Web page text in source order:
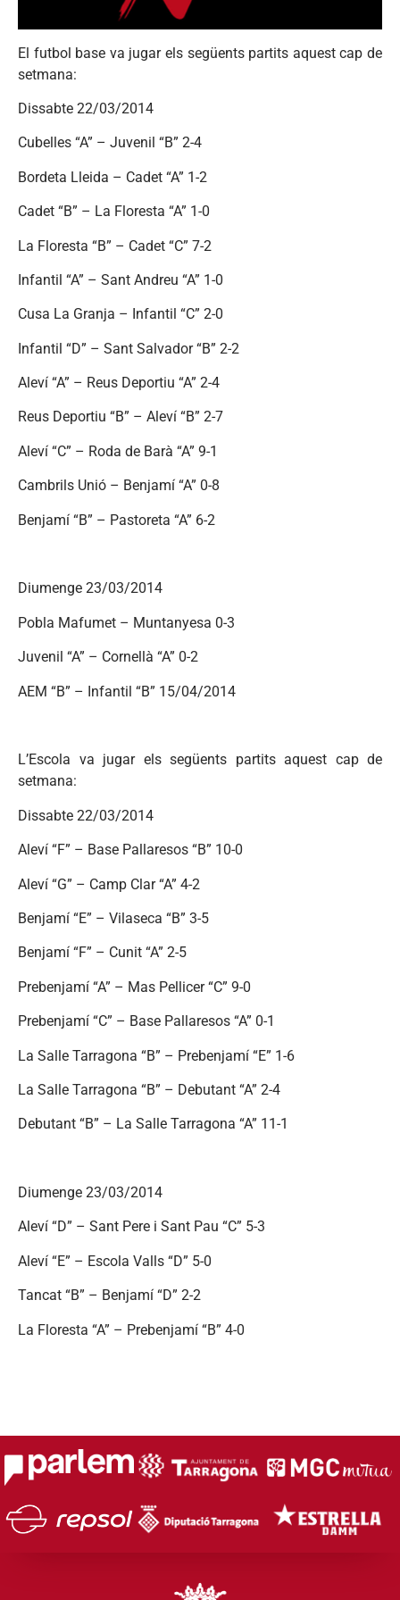
El futbol base va jugar els següents partits aquest cap de
setmana:
Dissabte 22/03/2014
Cubelles “A” – Juvenil “B” 2-4
Bordeta Lleida – Cadet “A” 1-2
Cadet “B” – La Floresta “A” 1-0
La Floresta “B” – Cadet “C” 7-2
Infantil “A” – Sant Andreu “A” 1-0
Cusa La Granja – Infantil “C” 2-0
Infantil “D” – Sant Salvador “B” 2-2
Aleví “A” – Reus Deportiu “A” 2-4
Reus Deportiu “B” – Aleví “B” 2-7
Aleví “C” – Roda de Barà “A” 9-1
Cambrils Unió – Benjamí “A” 0-8
Benjamí “B” – Pastoreta “A” 6-2
Diumenge 23/03/2014
Pobla Mafumet – Muntanyesa 0-3
Juvenil “A” – Cornellà “A” 0-2
AEM “B” – Infantil “B” 15/04/2014
L’Escola va jugar els següents partits aquest cap de
setmana:
Dissabte 22/03/2014
Aleví “F” – Base Pallaresos “B” 10-0
Aleví “G” – Camp Clar “A” 4-2
Benjamí “E” – Vilaseca “B” 3-5
Benjamí “F” – Cunit “A” 2-5
Prebenjamí “A” – Mas Pellicer “C” 9-0
Prebenjamí “C” – Base Pallaresos “A” 0-1
La Salle Tarragona “B” – Prebenjamí “E” 1-6
La Salle Tarragona “B” – Debutant “A” 2-4
Debutant “B” – La Salle Tarragona “A” 11-1
Diumenge 23/03/2014
Aleví “D” – Sant Pere i Sant Pau “C” 5-3
Aleví “E” – Escola Valls “D” 5-0
Tancat “B” – Benjamí “D” 2-2
La Floresta “A” – Prebenjamí “B” 4-0